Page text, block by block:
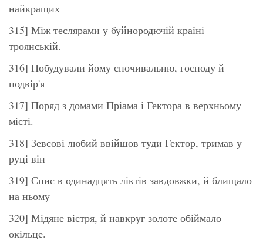
найкращих
315] Між теслярами у буйнородючій країні
троянській.
316] Побудували йому спочивальню, господу й
подвір'я
317] Поряд з домами Пріама і Гектора в верхньому
місті.
318] Зевсові любий ввійшов туди Гектор, тримав у
руці він
319] Спис в одинадцять ліктів завдовжки, й блищало
на ньому
320] Мідяне вістря, й навкруг золоте обіймало
окільце.